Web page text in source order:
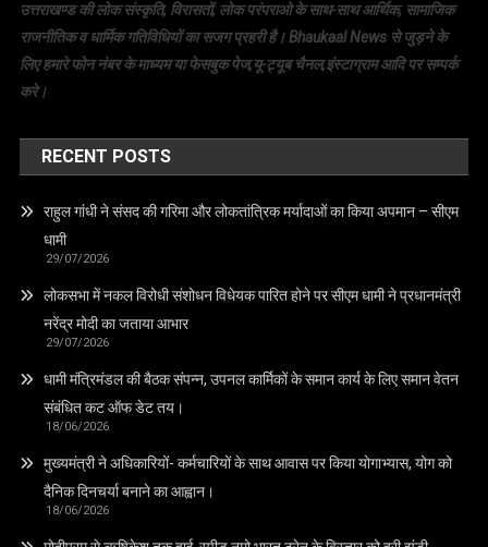
उत्तराखण्ड की लोक संस्कृति, विरासतों, लोक परंपराओ के साथ-साथ आर्थिक, सामाजिक
राजनीतिक व धार्मिक गतिविधियों का सजग प्रहरी है। Bhaukaal News से जुड़ने के
लिए हमारे फोन नंबर के माध्यम या फेसबुक पेज,यू-ट्यूब चैनल,इंस्टाग्राम आदि पर सम्पर्क
करे।
RECENT POSTS
राहुल गांधी ने संसद की गरिमा और लोकतांत्रिक मर्यादाओं का किया अपमान – सीएम
धामी
29/07/2026
लोकसभा में नकल विरोधी संशोधन विधेयक पारित होने पर सीएम धामी ने प्रधानमंत्री
नरेंद्र मोदी का जताया आभार
29/07/2026
धामी मंत्रिमंडल की बैठक संपन्न, उपनल कार्मिकों के समान कार्य के लिए समान वेतन
संबंधित कट ऑफ डेट तय।
18/06/2026
मुख्यमंत्री ने अधिकारियों- कर्मचारियों के साथ आवास पर किया योगाभ्यास, योग को
दैनिक दिनचर्या बनाने का आह्वान।
18/06/2026